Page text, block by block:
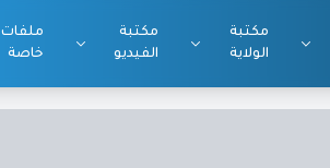
مكتبة
الولاية
مكتبة
الفيديو
ملفات
خاصة